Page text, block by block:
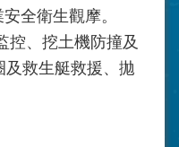
全衛生觀摩。
、挖土機防撞及
及救生艇救援、拋